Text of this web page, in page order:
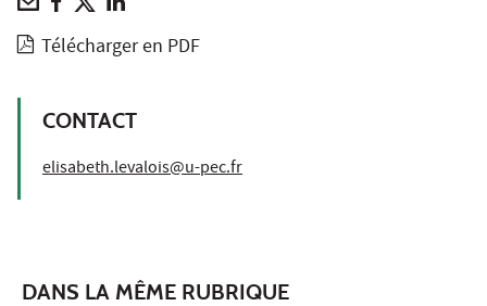
Télécharger en PDF
CONTACT
elisabeth.levalois@u-pec.fr
DANS LA MÊME RUBRIQUE